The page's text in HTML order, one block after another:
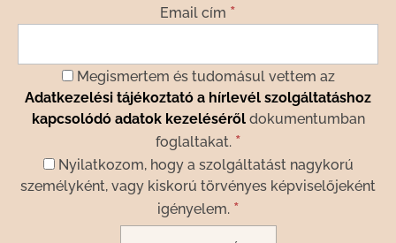
Email cím *
Megismertem és tudomásul vettem az
Adatkezelési tájékoztató a hírlevél szolgáltatáshoz
kapcsolódó adatok kezelésérőldokumentumban
foglaltakat. *
Nyilatkozom, hogy a szolgáltatást nagykorú
személyként, vagy kiskorú törvényes képviselőjeként
igényelem. *